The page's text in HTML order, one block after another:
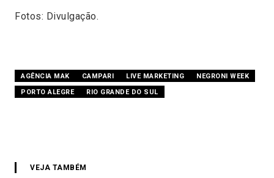
Fotos: Divulgação.
AGÊNCIA MAK CAMPARI LIVE MARKETING
NEGRONI WEEK
PORTO ALEGRE
RIO GRANDE DO SUL
VEJA TAMBÉM